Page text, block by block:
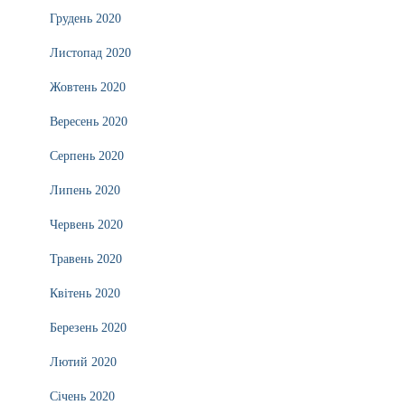
Грудень 2020
Листопад 2020
Жовтень 2020
Вересень 2020
Серпень 2020
Липень 2020
Червень 2020
Травень 2020
Квітень 2020
Березень 2020
Лютий 2020
Січень 2020